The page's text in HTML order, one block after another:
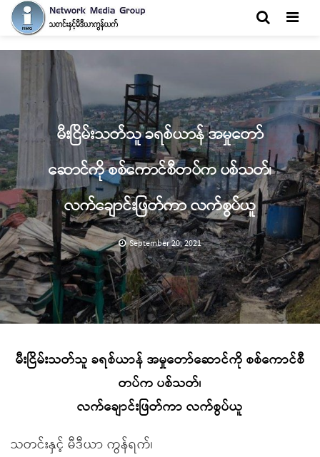
မီးငြိမ်းသတ်သူ ခရစ်ယာန် အမှုတော်
ဆောင်ကို စစ်ကောင်စီတပ်က ပစ်သတ်၊
လက်ချောင်းဖြတ်ကာ လက်စွပ်ယူ
September 20, 2021
မီးငြိမ်းသတ်သူ ခရစ်ယာန် အမှုတော်ဆောင်ကို စစ်ကောင်စီ
တပ်က ပစ်သတ်၊
လက်ချောင်းဖြတ်ကာ လက်စွပ်ယူ
သတင်းနှင့် မီဒီယာ ကွန်ရက်၊